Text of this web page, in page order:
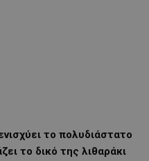
το πολυδιάστατο
το δικό της λιθαράκι